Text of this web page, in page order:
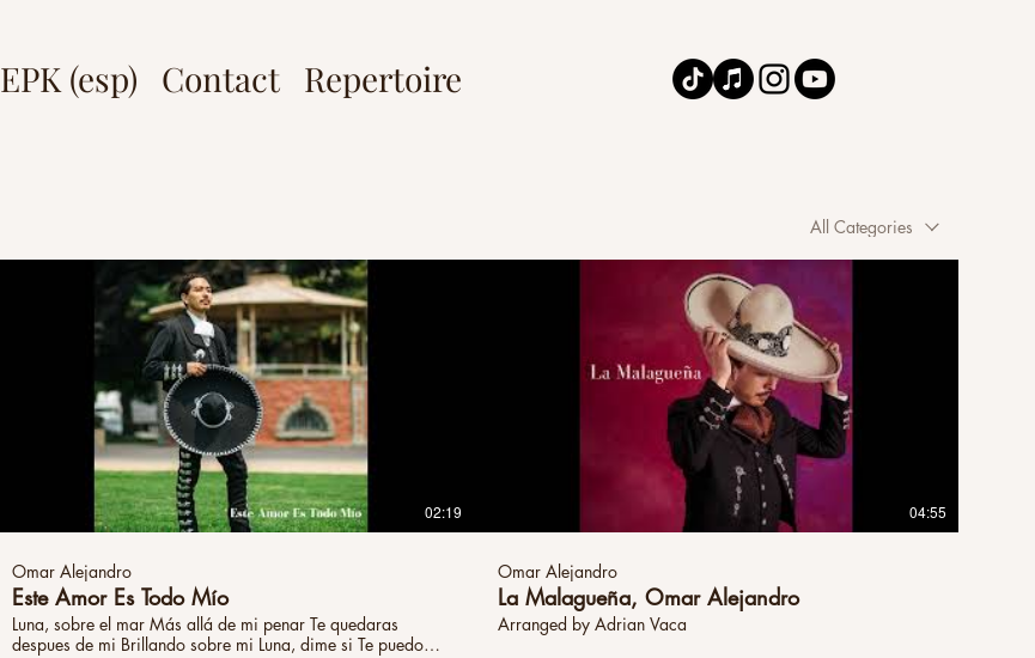
EPK (esp) Contact Repertoire
All Categories
02:19
Omar Alejandro
Este Amor Es Todo Mío
Luna, sobre el mar Más allá de mi penar Te quedaras
despues de mi Brillando sobre mi Luna, dime si Te puedo
04:55
Omar Alejandro
La Malagueña, Omar Alejandro
Arranged by Adrian Vaca